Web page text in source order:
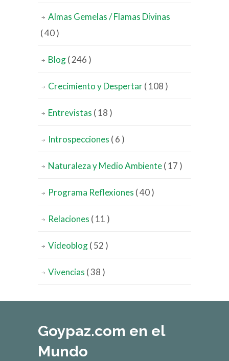
Almas Gemelas / Flamas Divinas
( 40 )
Blog( 246 )
Crecimiento y Despertar( 108 )
Entrevistas ( 18 )
Introspecciones ( 6 )
Naturaleza y Medio Ambiente( 17 )
Programa Reflexiones ( 40 )
Relaciones ( 11 )
Videoblog( 52 )
Vivencias ( 38 )
Goypaz.com en el
Mundo